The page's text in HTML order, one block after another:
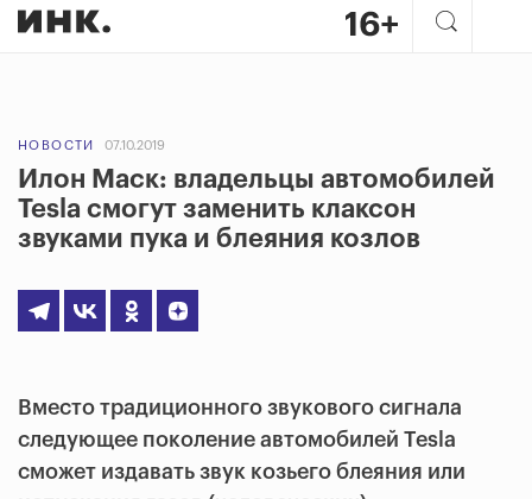
НОВОСТИ 07.10.2019
Илон Маск: владельцы автомобилей
Tesla смогут заменить клаксон
звуками пука и блеяния козлов
Вместо традиционного звукового сигнала
следующее поколение автомобилей Tesla
сможет издавать звук козьего блеяния или